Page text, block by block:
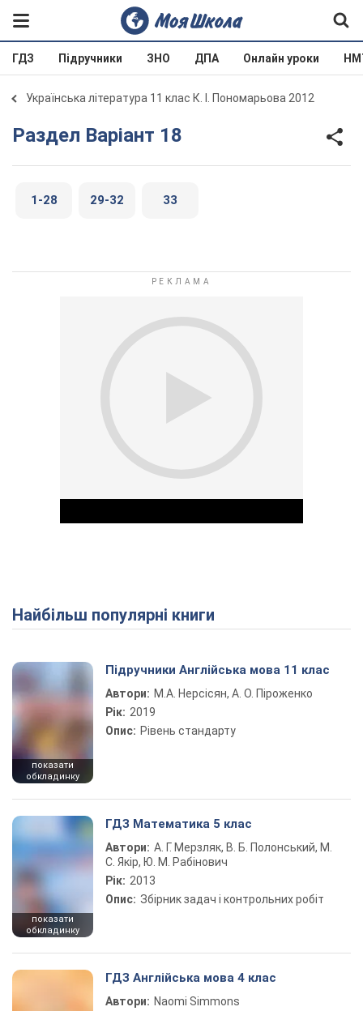
ГДЗ Підручники ЗНО ДПА Онлайн уроки
Українська література 11 клас К. І. Пономарьова 2012
Раздел Варіант 18
1-28 29-32 33
Play Video
Найбільш популярні книги
показати
обкладинку
Підручники Англійська мова 11 клас
Автори: М.А. Нерсісян, А. О. Піроженко
Рік: 2019
Опис: Рівень стандарту
показати
обкладинку
ГДЗ Математика 5 клас
Автори: А. Г. Мерзляк, В. Б. Полонський, М.
С. Якір, Ю. М. Рабінович
Рік: 2013
Опис: Збірник задач і контрольних робіт
ГДЗ Англійська мова 4 клас
Автори: Naomi Simmons